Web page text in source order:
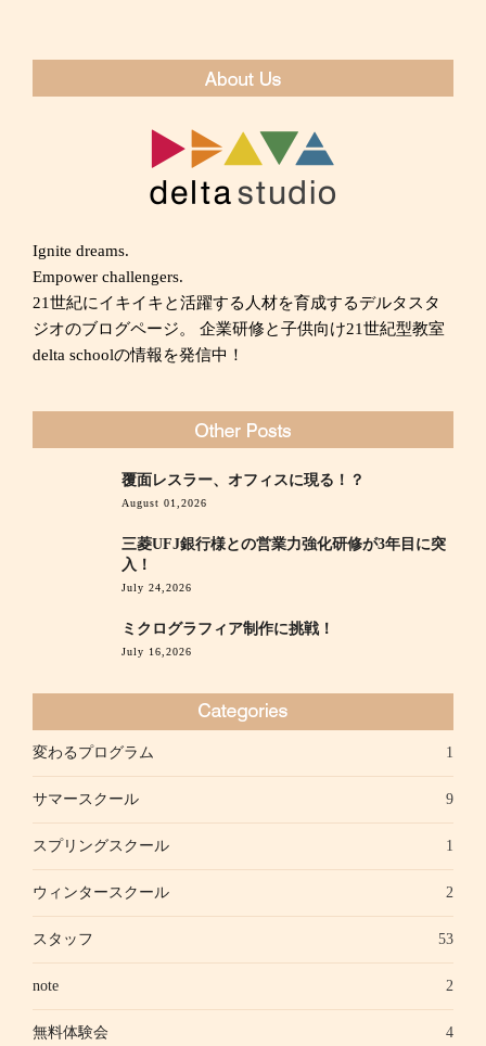
ン
Ignite dreams.
Empower challengers.
21世紀にイキイキと活躍する人材を育成するデルタスタ
ジオのブログページ。 企業研修と子供向け21世紀型教室
delta schoolの情報を発信中！
覆面レスラー、オフィスに現る！？
August 01,2026
三菱UFJ銀行様との営業力強化研修が3年目に突
入！
July 24,2026
ミクログラフィア制作に挑戦！
July 16,2026
変わるプログラム 1
サマースクール 9
スプリングスクール 1
ウィンタースクール 2
スタッフ 53
note 2
無料体験会 4